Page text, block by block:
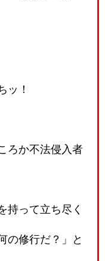
ッ！
ろか不法侵入者
持って立ち尽く
の修行だ？」と